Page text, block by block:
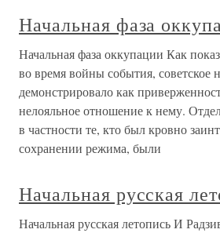
Начальная фаза
Начальная фаза оккупации Как
во время войны события, советское
демонстрировало как
нелояльное отношение к нему.
в частности те, кто был кровно
сохранении режима, были
Начальная русская
Начальная русская летопись И